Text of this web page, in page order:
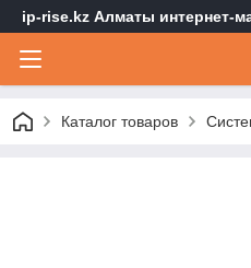
ip-rise.kz Алматы интернет-
Каталог товаров